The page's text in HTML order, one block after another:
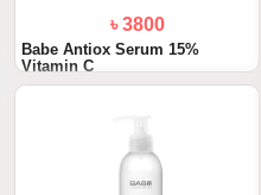
৳ 3800
Babe Antiox Serum 15%
Vitamin C